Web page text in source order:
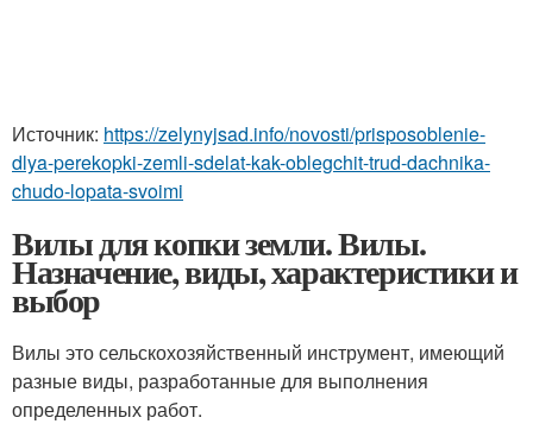
Источник: https://zelynyjsad.info/novosti/prisposoblenie-
dlya-perekopki-zemli-sdelat-kak-oblegchit-trud-dachnika-
chudo-lopata-svoimi
Вилы для копки земли. Вилы.
Назначение, виды, характеристики и
выбор
Вилы это сельскохозяйственный инструмент, имеющий
разные виды, разработанные для выполнения
определенных работ.